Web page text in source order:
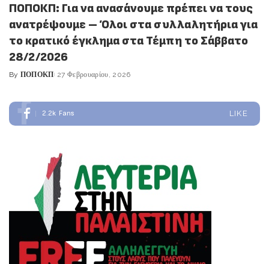
ΠΟΠΟΚΠ: Για να ανασάνουμε πρέπει να τους
ανατρέψουμε – Όλοι στα συλλαλητήρια για
το κρατικό έγκλημα στα Τέμπη το Σάββατο
28/2/2026
Posted
By ΠΟΠΟΚΠ 27 Φεβρουαρίου, 2026
2.2k Fans LIKE